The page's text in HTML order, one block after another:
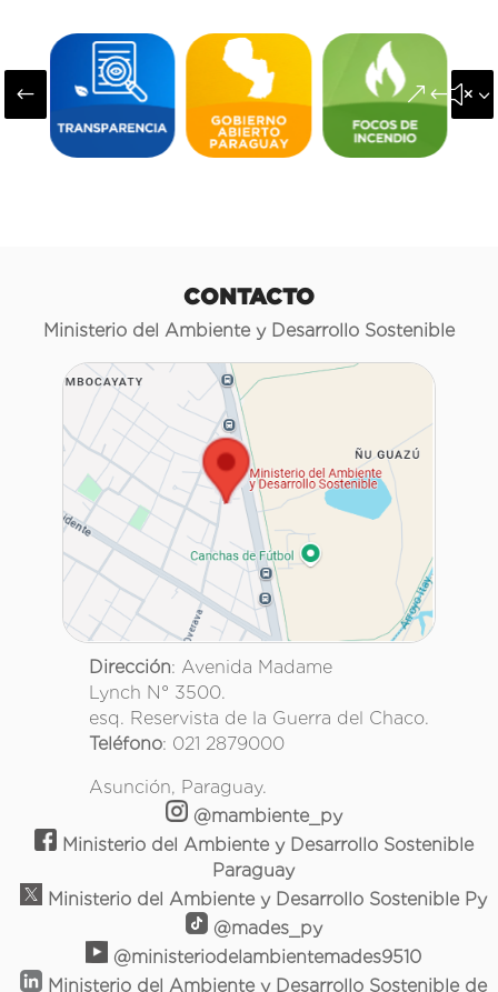
#
CONTACTO
Ministerio del Ambiente y Desarrollo Sostenible
Dirección: Avenida Madame
Lynch N° 3500.
esq. Reservista de la Guerra del Chaco.
Teléfono: 021 2879000
Asunción, Paraguay.
@mambiente_py
Ministerio del Ambiente y Desarrollo Sostenible
Paraguay
Ministerio del Ambiente y Desarrollo Sostenible Py
@mades_py
@ministeriodelambientemades9510
Ministerio del Ambiente y Desarrollo Sostenible de